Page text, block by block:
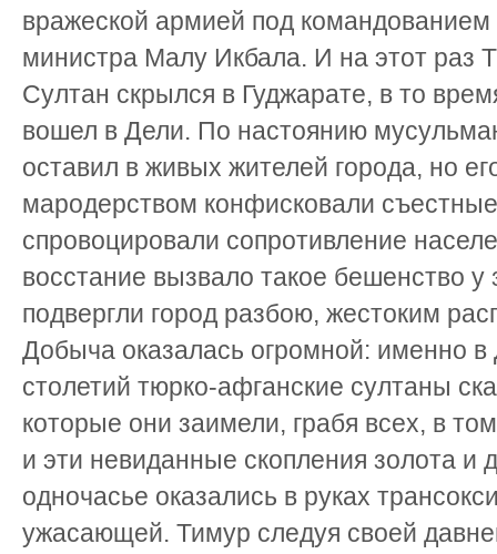
вражеской армией под
министра Малу Икбала. И на этот раз
Султан скрылся в Гуджарате, в то
вошел в Дели. По настоянию
оставил в живых жителей города, но
мародерством конфисковали
спровоцировали сопротивление
восстание вызвало такое бешенство у
подвергли город разбою, жестоким
Добыча оказалась огромной: именно в
столетий тюрко-афганские султаны
которые они заимели, грабя всех, в
и эти невиданные скопления золота и
одночасье оказались в руках
ужасающей. Тимур следуя своей